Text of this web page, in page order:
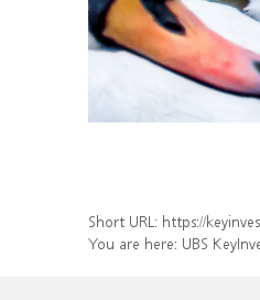
Short URL: https://
You are here: UBS